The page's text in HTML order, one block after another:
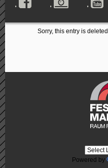
. . .
Sorry, this entry is deleted
Powered by